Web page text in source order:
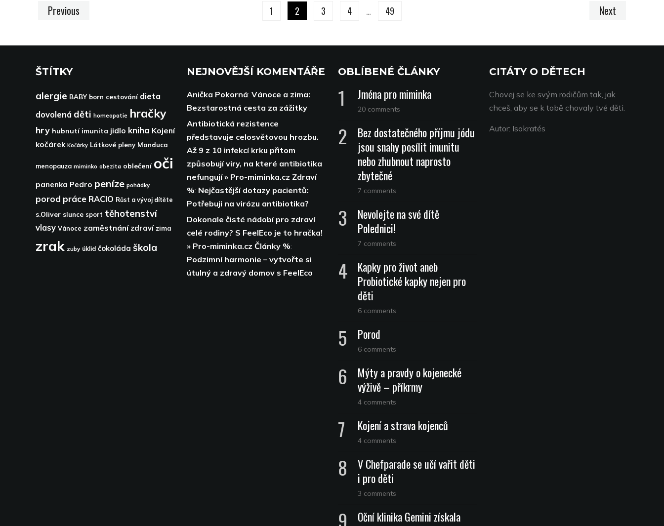
Previous 1 2 3 4 … 49 Next
ŠTÍTKY
alergie BABY born cestování dieta
dovolená děti homeopatie hračky
hry hubnutí imunita jidlo kniha Kojení
kočárek Kočárky Látkové pleny Manduca
menopauza miminko obezita oblečení oči
panenka Pedro peníze pohádky
porod práce RACIO Růst a vývoj dítěte
s.Oliver slunce sport těhotenství
vlasy Vánoce zaměstnání zdraví zima
zrak zuby úklid čokoláda škola
NEJNOVĚJŠÍ KOMENTÁŘE
Anička Pokorná: Vánoce a zima:
Bezstarostná cesta za zážitky
Antibiotická rezistence
představuje celosvětovou hrozbu.
Až 9 z 10 infekcí krku přitom
způsobují viry, na které antibiotika
nefungují » Pro-miminka.cz Zdraví
%: Nejčastější dotazy pacientů:
Potřebuji na virózu antibiotika?
Dokonale čisté nádobí pro zdraví
celé rodiny? S FeelEco je to hračka!
» Pro-miminka.cz Články %:
Podzimní harmonie – vytvořte si
útulný a zdravý domov s FeelEco
OBLÍBENÉ ČLÁNKY
Jména pro miminka
20 comments
Bez dostatečného příjmu jódu
jsou snahy posílit imunitu
nebo zhubnout naprosto
zbytečné
7 comments
Nevolejte na své dítě
Polednici!
7 comments
Kapky pro život aneb
Probiotické kapky nejen pro
děti
6 comments
Porod
6 comments
Mýty a pravdy o kojenecké
výživě – příkrmy
4 comments
Kojení a strava kojenců
4 comments
V Chefparade se učí vařit děti
i pro děti
3 comments
Oční klinika Gemini získala
CITÁTY O DĚTECH
Chovej se ke svým rodičům tak, jak
chceš, aby se k tobě chovaly tvé děti.
Autor: Isokratés